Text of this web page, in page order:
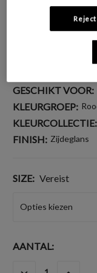
H412 -
GESCHIKT VOOR:
KLEURGROEP:
KLEURCOLLECTIE:
FINISH: Zijdeglans
SIZE: Vereist
HUIDIGE
AANTAL: